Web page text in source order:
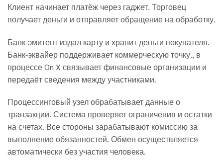
Клиент начинает платёж через гаджет. Торговец
получает деньги и отправляет обращение на обработку.
Банк-эмитент издал карту и хранит деньги покупателя.
Банк-эквайер поддерживает коммерческую точку., в
процессе On X связывает финансовые организации и
передаёт сведения между участниками.
Процессинговый узел обрабатывает данные о
транзакции. Система проверяет ограничения и остатки
на счетах. Все стороны зарабатывают комиссию за
выполнение обязанностей. Обмен осуществляется
автоматически без участия человека.